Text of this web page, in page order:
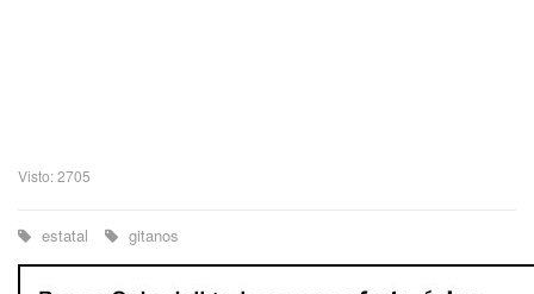
Visto: 2705
estatal gitanos